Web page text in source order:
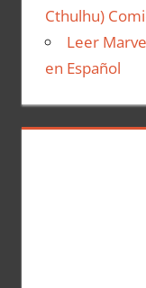
Cthulhu)
Leer
en Español